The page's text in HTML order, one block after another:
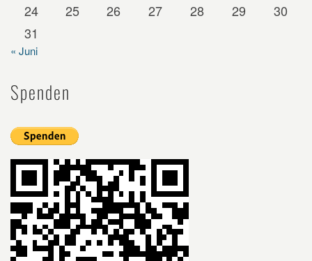
24
25 26 27 28 29
30
31
« Juni
Spenden